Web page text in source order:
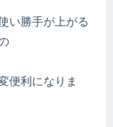
い勝手が上がる
便利になりま